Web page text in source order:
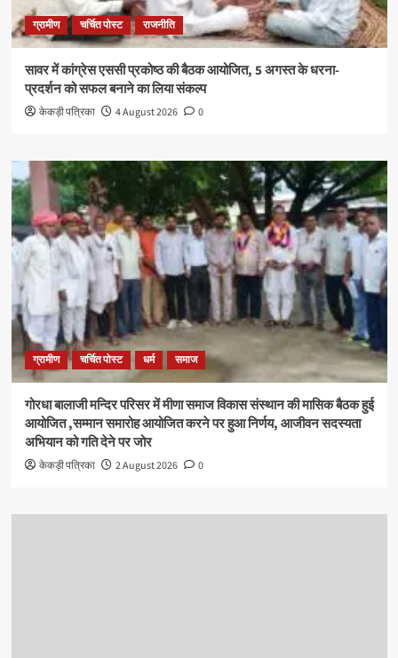
ग्रामीण चर्चित पोस्ट राजनीति
सावर में कांग्रेस एससी प्रकोष्ठ की बैठक आयोजित, 5 अगस्त के धरना-
प्रदर्शन को सफल बनाने का लिया संकल्प
केकड़ी पत्रिका 4 August 2026 0
ग्रामीण चर्चित पोस्ट धर्म समाज
गोरधा बालाजी मन्दिर परिसर में मीणा समाज विकास संस्थान की मासिक बैठक हुई
आयोजित ,सम्मान समारोह आयोजित करने पर हुआ निर्णय, आजीवन सदस्यता
अभियान को गति देने पर जोर
केकड़ी पत्रिका 2 August 2026 0